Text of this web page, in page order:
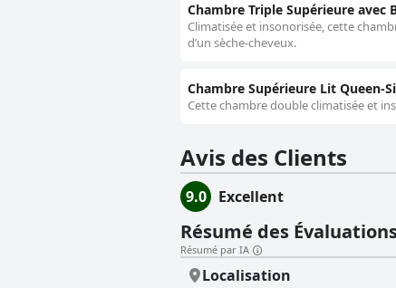
Chambre Triple Supérieure avec
Climatisée et insonorisée, cette
d’un sèche-cheveux.
Chambre Supérieure Lit Queen-
Cette chambre double climatisée et
Avis des Clients
9.0 Excellent
Résumé des
Résumé par IA
Localisation